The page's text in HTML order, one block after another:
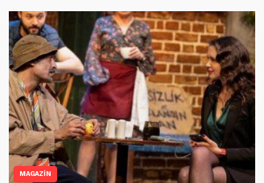
MAGAZİN